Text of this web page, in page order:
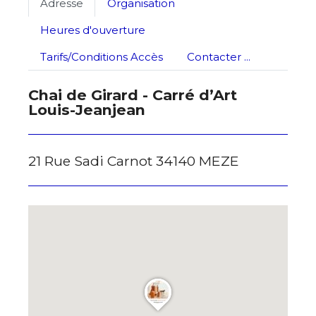
J'accepte les
* Champ obligatoire
Adresse
Organisation
Heures d'ouverture
Tarifs/Conditions Accès
Contacter ...
Chai de Girard - Carré d’Art
Louis-Jeanjean
21 Rue Sadi Carnot 34140 MEZE